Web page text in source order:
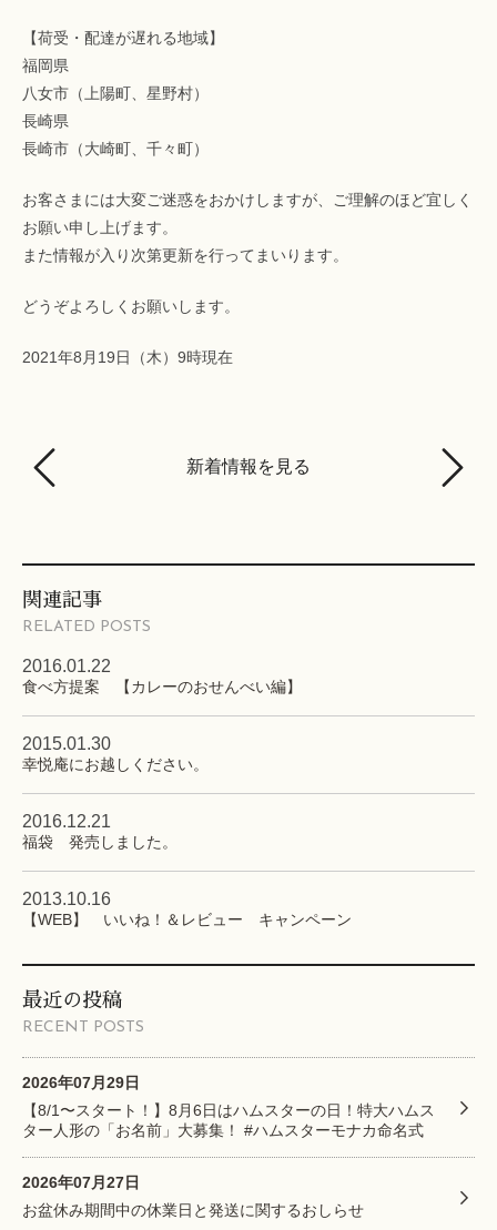
最近の投稿
RECENT POSTS
2026年07月29日
【8/1〜スタート！】8月6日はハムスターの日！特大ハムス
ター人形の「お名前」大募集！ #ハムスターモナカ命名式
2026年07月27日
お盆休み期間中の休業日と発送に関するおしらせ
【荷受・配達が遅れる地域】
福岡県
八女市（上陽町、星野村）
長崎県
長崎市（大崎町、千々町）
お客さまには大変ご迷惑をおかけしますが、ご理解のほど宜しく
お願い申し上げます。
また情報が入り次第更新を行ってまいります。
どうぞよろしくお願いします。
2021年8月19日（木）9時現在
新着情報を見る
関連記事
RELATED POSTS
2016.01.22
食べ方提案 【カレーのおせんべい編】
2015.01.30
幸悦庵にお越しください。
2016.12.21
福袋 発売しました。
2013.10.16
【WEB】 いいね！＆レビュー キャンペーン